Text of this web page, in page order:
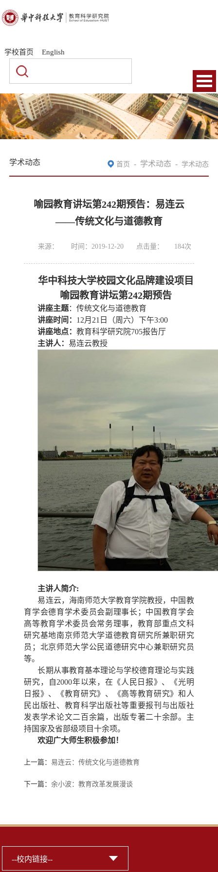
学校首页 English
学术动态 首页 - 学术动态 - 学术动态
喻园教育讲坛第242期预告：易连云
——传统文化与道德教育
来源： 时间：2019-12-20 点击量： 184次
华中科技大学校园文化品牌建设项目
喻园教育讲坛第242期预告
讲座主题：传统文化与道德教育
讲座时间： 12月21日（周六）下午3:00
讲座地点：教育科学研究院705报告厅
主讲人：易连云教授
主讲人简介:
易连云，海南师范大学教育学院教授，中国教
育学会德育学术委员会副理事长；中国教育学会
高等教育学术委员会常务理事，教育部重点文科
研究基地南京师范大学道德教育研究所兼职研究
员；北京师范大学公民道德研究中心兼职研究员
等。
长期从事教育基本理论与学校德育理论与实践
研究，自2000年以来，在《人民日报》、《光明
日报》、《教育研究》、《高等教育研究》和人
民出版社、教育科学出版社等重要报刊与出版社
发表学术论文二百余篇，出版专著二十余部。主
持国家及省部级项目十余项。
欢迎广大师生积极参加！
上一篇： 易连云：传统文化与道德教育
下一篇：余小波：教育改革发展漫谈